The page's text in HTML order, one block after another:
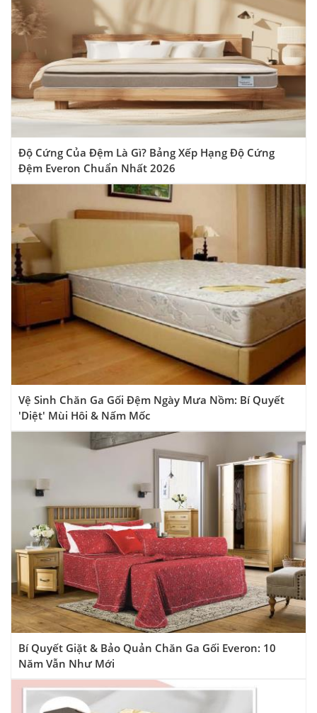
Độ Cứng Của Đệm Là Gì? Bảng Xếp Hạng Độ Cứng
Đệm Everon Chuẩn Nhất 2026
Vệ Sinh Chăn Ga Gối Đệm Ngày Mưa Nồm: Bí Quyết
'Diệt' Mùi Hôi & Nấm Mốc
Bí Quyết Giặt & Bảo Quản Chăn Ga Gối Everon: 10
Năm Vẫn Như Mới